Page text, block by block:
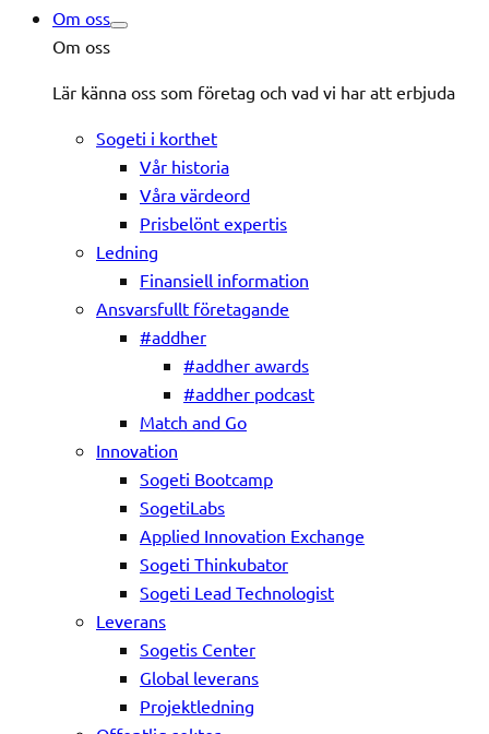
Om oss
Om oss
Lär känna oss som företag och vad vi har att erbjuda
Sogeti i korthet
Vår historia
Våra värdeord
Prisbelönt expertis
Ledning
Finansiell information
Ansvarsfullt företagande
#addher
#addher awards
#addher podcast
Match and Go
Innovation
Sogeti Bootcamp
SogetiLabs
Applied Innovation Exchange
Sogeti Thinkubator
Sogeti Lead Technologist
Leverans
Sogetis Center
Global leverans
Projektledning